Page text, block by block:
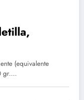
(equivalente
gr.…